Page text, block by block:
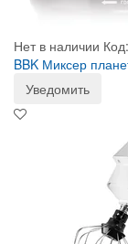
Нет в наличии
BBK Миксер
Уведомить